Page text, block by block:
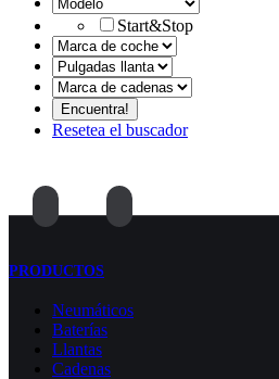
Start&Stop
Resetea el buscador
PRODUCTOS
Neumáticos
Baterías
Llantas
Cadenas